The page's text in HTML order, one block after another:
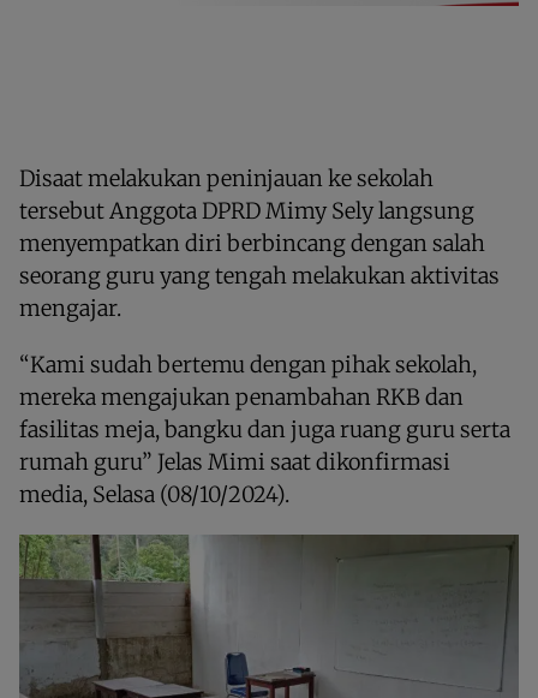
Disaat melakukan peninjauan ke sekolah
tersebut Anggota DPRD Mimy Sely langsung
menyempatkan diri berbincang dengan salah
seorang guru yang tengah melakukan aktivitas
mengajar.
“Kami sudah bertemu dengan pihak sekolah,
mereka mengajukan penambahan RKB dan
fasilitas meja, bangku dan juga ruang guru serta
rumah guru” Jelas Mimi saat dikonfirmasi
media, Selasa (08/10/2024).